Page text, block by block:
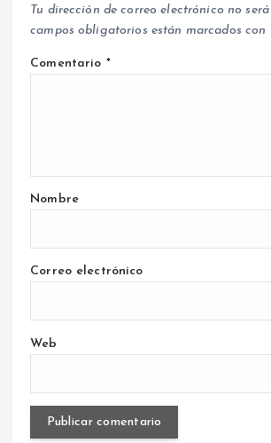
Tu dirección de correo electrónico no
campos obligatorios están marcados con
Comentario *
Nombre
Correo electrónico
Web